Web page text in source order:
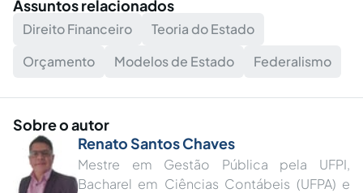
Assuntos relacionados
Direito Financeiro
Teoria do Estado
Orçamento
Modelos de Estado Federalismo
Sobre o autor
Renato Santos Chaves
Mestre em Gestão Pública pela UFPI,
Bacharel em Ciências Contábeis (UFPA) e